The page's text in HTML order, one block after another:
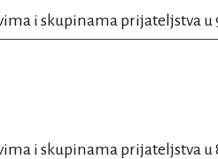
i skupinama prijateljstva u
i skupinama prijateljstva u